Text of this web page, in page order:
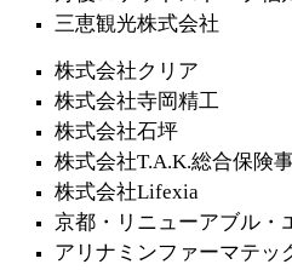
三恵観光株式会社
株式会社クリア
株式会社寺岡精工
株式会社石坪
株式会社T.A.K.総合保険
​株式会社Lifexia
京都・リニューアブル・
アリナミンファーマテッ